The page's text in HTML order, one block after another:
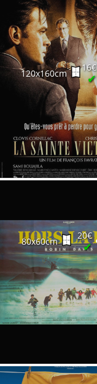
120x160cm
16€
✔
80x60cm
20€
✔